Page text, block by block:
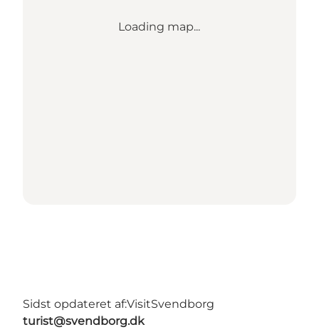
Loading map...
Sidst opdateret af:VisitSvendborg
turist@svendborg.dk